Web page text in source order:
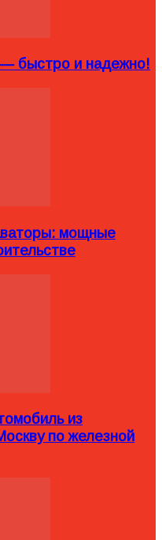
— быстро и надежно!
мощные
из
по железной